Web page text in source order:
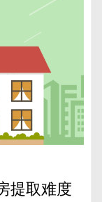
提取难度